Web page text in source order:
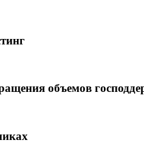
объемов